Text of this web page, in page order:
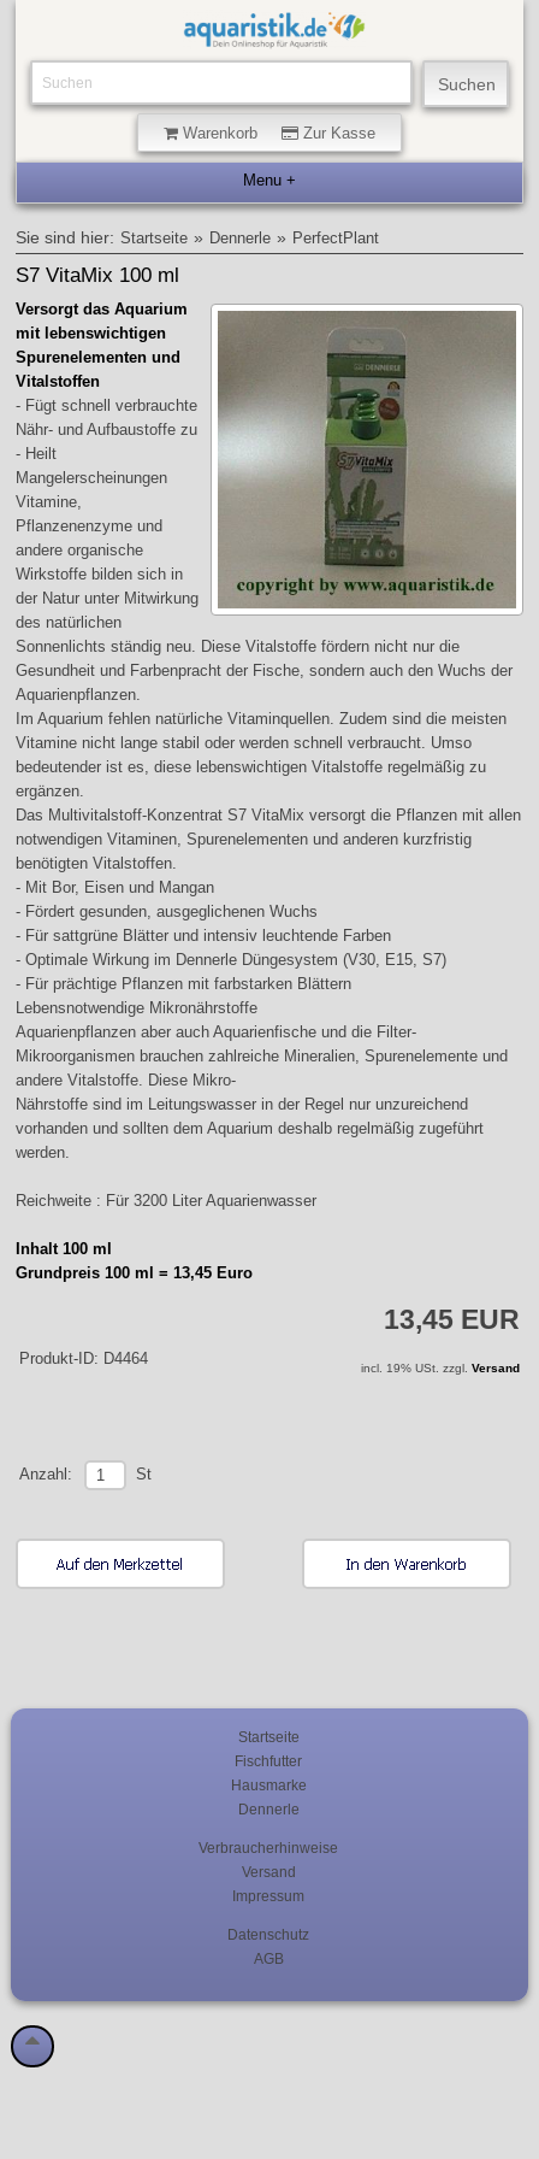
Warenkorb Zur Kasse
Sie sind hier: Startseite » Dennerle » PerfectPlant
S7 VitaMix 100 ml
Versorgt das Aquarium
mit lebenswichtigen
Spurenelementen und
Vitalstoffen
- Fügt schnell verbrauchte
Nähr- und Aufbaustoffe zu
- Heilt
Mangelerscheinungen
Vitamine,
Pflanzenenzyme und
andere organische
Wirkstoffe bilden sich in
der Natur unter Mitwirkung
des natürlichen
Sonnenlichts ständig neu. Diese Vitalstoffe fördern nicht nur die
Gesundheit und Farbenpracht der Fische, sondern auch den Wuchs der
Aquarienpflanzen.
Im Aquarium fehlen natürliche Vitaminquellen. Zudem sind die meisten
Vitamine nicht lange stabil oder werden schnell verbraucht. Umso
bedeutender ist es, diese lebenswichtigen Vitalstoffe regelmäßig zu
ergänzen.
Das Multivitalstoff-Konzentrat S7 VitaMix versorgt die Pflanzen mit allen
notwendigen Vitaminen, Spurenelementen und anderen kurzfristig
benötigten Vitalstoffen.
- Mit Bor, Eisen und Mangan
- Fördert gesunden, ausgeglichenen Wuchs
- Für sattgrüne Blätter und intensiv leuchtende Farben
- Optimale Wirkung im Dennerle Düngesystem (V30, E15, S7)
- Für prächtige Pflanzen mit farbstarken Blättern
Lebensnotwendige Mikronährstoffe
Aquarienpflanzen aber auch Aquarienfische und die Filter-
Mikroorganismen brauchen zahlreiche Mineralien, Spurenelemente und
andere Vitalstoffe. Diese Mikro-
Nährstoffe sind im Leitungswasser in der Regel nur unzureichend
vorhanden und sollten dem Aquarium deshalb regelmäßig zugeführt
werden.
Reichweite : Für 3200 Liter Aquarienwasser
Inhalt 100 ml
Grundpreis 100 ml = 13,45 Euro
13,45 EUR
Produkt-ID: D4464
incl. 19% USt. zzgl. Versand
Anzahl: St
Startseite
Fischfutter
Hausmarke
Dennerle
Verbraucherhinweise
Versand
Impressum
Datenschutz
AGB